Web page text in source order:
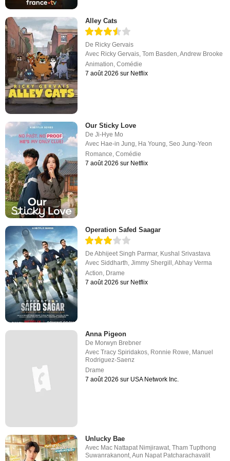
Alley Cats
De Ricky Gervais
Avec Ricky Gervais,Tom Basden,Andrew Brooke
Animation,Comédie
7 août 2026 sur Netflix
Our Sticky Love
DeJi-Hye Mo
Avec Hae-in Jung Ha Young ,Seo Jung-Yeon
Romance ,Comédie
7 août 2026 sur Netflix
Operation Safed Saagar
DeAbhijeet Singh Parmar, Kushal Srivastava
AvecSiddharth,Jimmy Shergill ,Abhay Verma
Action, Drame
7 août 2026 sur Netflix
Anna Pigeon
De Morwyn Brebner
AvecTracy Spiridakos, Ronnie Rowe, Manuel
Rodriguez-Saenz
Drame
7 août 2026 sur USA Network Inc.
Unlucky Bae
Avec Mac Nattapat Nimjirawat ,Tham Tupthong
Suwanrakanont ,Aun Napat Patcharachavalit